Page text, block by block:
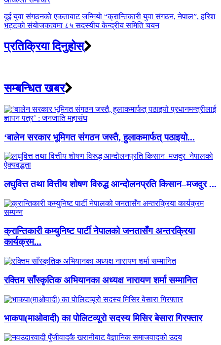
दुई युवा संगठनकाे एकताबाट जन्मियाे “क्रान्तिकारी युवा संगठन, नेपाल”, हरिश
भट्टकाे संयाेजकत्वमा ८५ सदस्यीय केन्द्रीय समिति चयन
प्रतिक्रिया दिनुहोस्
सम्बन्धित खबर
‘बालेन सरकार भूमिगत संगठन जस्तै, हुलाकमार्फत् पठाइयो...
लघुवित्त तथा वित्तीय शोषण विरुद्ध आन्दोलनप्रति किसान–मजदुर ...
क्रान्तिकारी कम्युनिष्ट पार्टी नेपालको जनतासँग अन्तरक्रिया
कार्यक्रम...
रक्तिम साँस्कृतिक अभियानका अध्यक्ष नारायण शर्मा सम्मानित
भाकपा(माओवादी) का पोलिटव्यूरो सदस्य मिसिर बेसारा गिरफ्तार